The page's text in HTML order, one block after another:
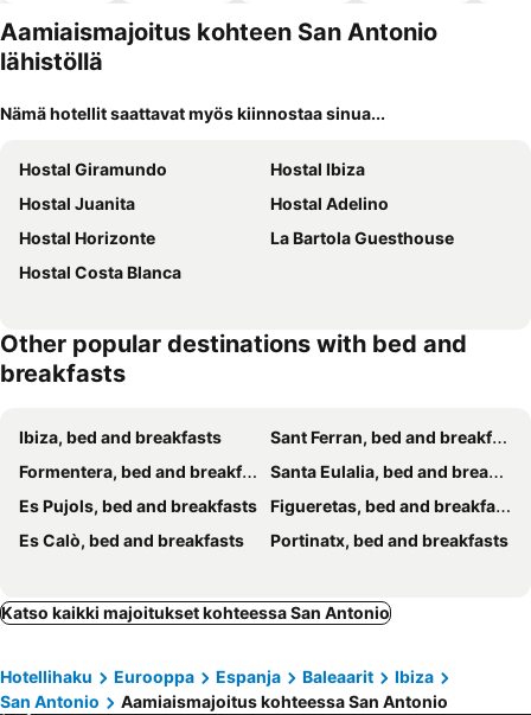
Aamiaismajoitus kohteen San Antonio
lähistöllä
Nämä hotellit saattavat myös kiinnostaa sinua...
Hostal Giramundo
Hostal Ibiza
Hostal Juanita
Hostal Adelino
Hostal Horizonte
La Bartola Guesthouse
Hostal Costa Blanca
Other popular destinations with bed and
breakfasts
Ibiza, bed and breakfasts
Sant Ferran, bed and breakfasts
Formentera, bed and breakfasts
Santa Eulalia, bed and breakfasts
Es Pujols, bed and breakfasts
Figueretas, bed and breakfasts
Es Calò, bed and breakfasts
Portinatx, bed and breakfasts
Katso kaikki majoitukset kohteessa San Antonio
Hotellihaku Eurooppa Espanja Baleaarit
Ibiza
San Antonio
Aamiaismajoitus kohteessa San Antonio